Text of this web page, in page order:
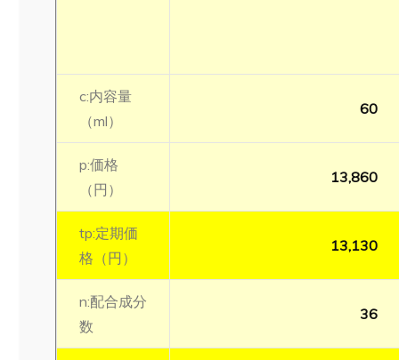
c:内容量
（ml）
60
p:価格
（円）
13,860
tp:定期価
格（円）
13,130
n:配合成分
数
36